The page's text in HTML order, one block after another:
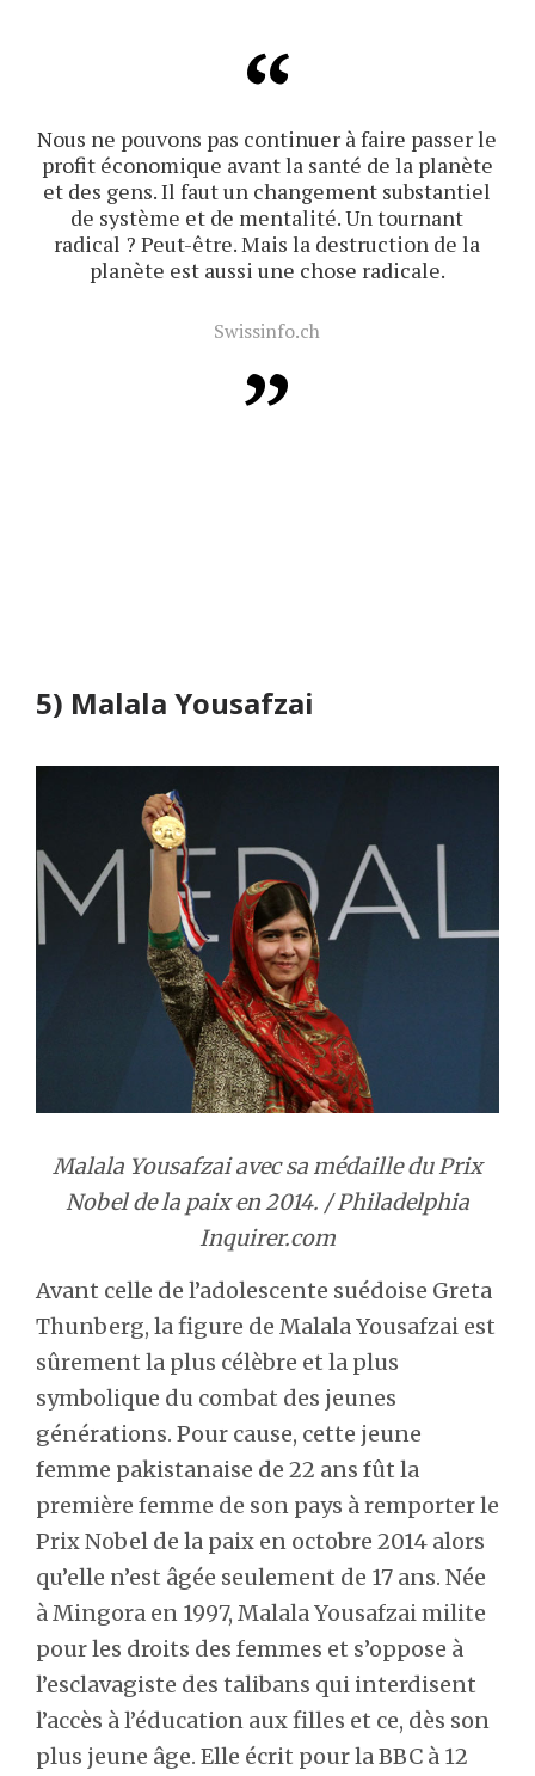
Nous ne pouvons pas continuer à faire passer le
profit économique avant la santé de la planète
et des gens. Il faut un changement substantiel
de système et de mentalité. Un tournant
radical ? Peut-être. Mais la destruction de la
planète est aussi une chose radicale.
Swissinfo.ch
5) Malala Yousafzai
Malala Yousafzai avec sa médaille du Prix
Nobel de la paix en 2014. / Philadelphia
Inquirer.com
Avant celle de l’adolescente suédoise Greta
Thunberg, la figure de Malala Yousafzai est
sûrement la plus célèbre et la plus
symbolique du combat des jeunes
générations. Pour cause, cette jeune
femme pakistanaise de 22 ans fût la
première femme de son pays à remporter le
Prix Nobel de la paix en octobre 2014 alors
qu’elle n’est âgée seulement de 17 ans. Née
à Mingora en 1997, Malala Yousafzai milite
pour les droits des femmes et s’oppose à
l’esclavagiste des talibans qui interdisent
l’accès à l’éducation aux filles et ce, dès son
plus jeune âge. Elle écrit pour la BBC à 12